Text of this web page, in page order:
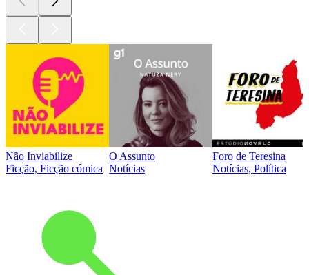
Não Inviabilize
Ficção, Ficção cómica
O Assunto
Notícias
Foro de Teresina
Notícias, Política